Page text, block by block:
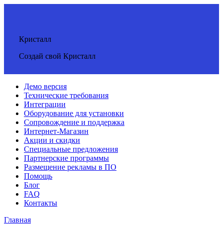
Кристалл
Создай свой Кристалл
Демо версия
Технические требования
Интеграции
Оборудование для установки
Сопровождение и поддержка
Интернет-Магазин
Акции и скидки
Специальные предложения
Партнерские программы
Размещение рекламы в ПО
Помощь
Блог
FAQ
Контакты
Главная